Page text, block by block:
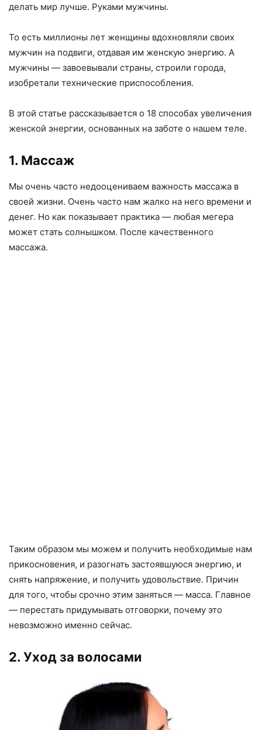
делать мир лучше. Руками мужчины.
То есть миллионы лет женщины вдохновляли своих
мужчин на подвиги, отдавая им женскую энергию. А
мужчины — завоевывали страны, строили города,
изобретали технические приспособления.
В этой статье рассказывается о 18 способах увеличения
женской энергии, основанных на заботе о нашем теле.
1. Массаж
Мы очень часто недооцениваем важность массажа в
своей жизни. Очень часто нам жалко на него времени и
денег. Но как показывает практика — любая мегера
может стать солнышком. После качественного
массажа.
Таким образом мы можем и получить необходимые нам
прикосновения, и разогнать застоявшуюся энергию, и
снять напряжение, и получить удовольствие. Причин
для того, чтобы срочно этим заняться — масса. Главное
— перестать придумывать отговорки, почему это
невозможно именно сейчас.
2. Уход за волосами